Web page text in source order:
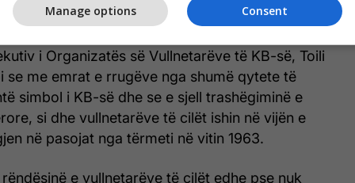
i Organizatës së Vullnetarëve të KB-së, Toili
se me emrat e rrugëve nga shumë qytete të
simbol i KB-së dhe se e sjell trashëgiminë e
si dhe vullnetarëve të cilët ishin në vijën e
në pasojat nga tërmeti në vitin 1963.
e vullnetarëve të cilët edhe pse nuk
Consent
Manage options